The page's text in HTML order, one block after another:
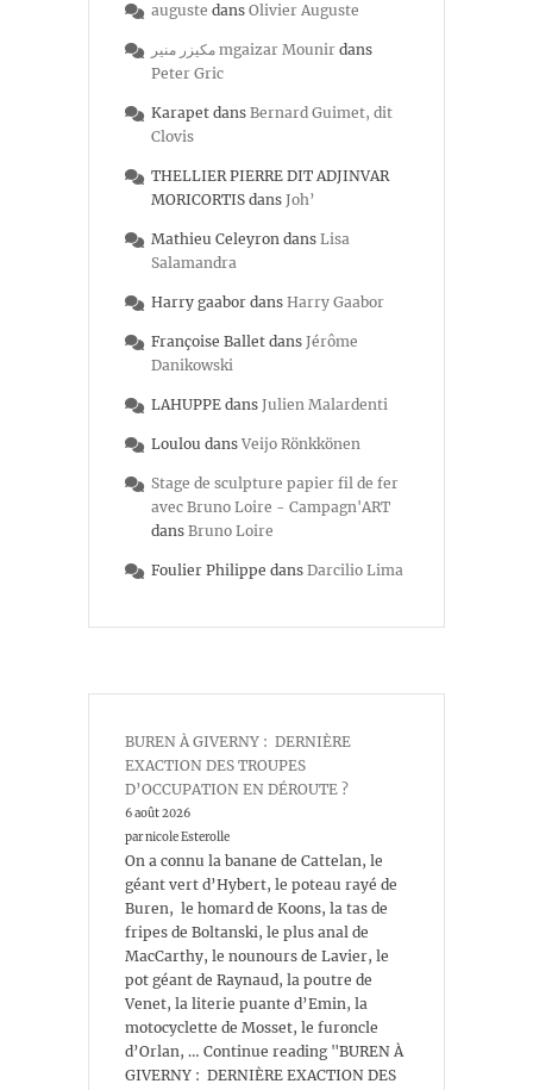
auguste dans Olivier Auguste
مكيزر منير mgaizar Mounir dans
Peter Gric
Karapet dans Bernard Guimet, dit
Clovis
THELLIER PIERRE DIT ADJINVAR
MORICORTIS dans Joh’
Mathieu Celeyron dans Lisa
Salamandra
Harry gaabor dans Harry Gaabor
Françoise Ballet dans Jérôme
Danikowski
LAHUPPE dans Julien Malardenti
Loulou dans Veijo Rönkkönen
Stage de sculpture papier fil de fer
avec Bruno Loire - Campagn'ART
dans Bruno Loire
Foulier Philippe dans Darcilio Lima
BUREN À GIVERNY : DERNIÈRE
EXACTION DES TROUPES
D’OCCUPATION EN DÉROUTE ?
6 août 2026
par nicole Esterolle
On a connu la banane de Cattelan, le
géant vert d’Hybert, le poteau rayé de
Buren, le homard de Koons, la tas de
fripes de Boltanski, le plus anal de
MacCarthy, le nounours de Lavier, le
pot géant de Raynaud, la poutre de
Venet, la literie puante d’Emin, la
motocyclette de Mosset, le furoncle
d’Orlan, … Continue reading "BUREN À
GIVERNY : DERNIÈRE EXACTION DES